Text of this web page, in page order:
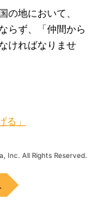
地において、
らず、「仲間から
ければなりませ
る」
Inc. All Rights Reserved.